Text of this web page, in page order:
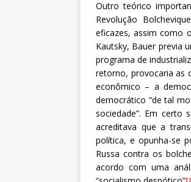
Outro teórico
Revolução
eficazes, assim como
Kautsky, Bauer previa
programa de
retorno, provocaria as
econômico – a
democrático “de tal
sociedade”. Em
acreditava que a
política, e opunha-se
Russa contra os
acordo com uma